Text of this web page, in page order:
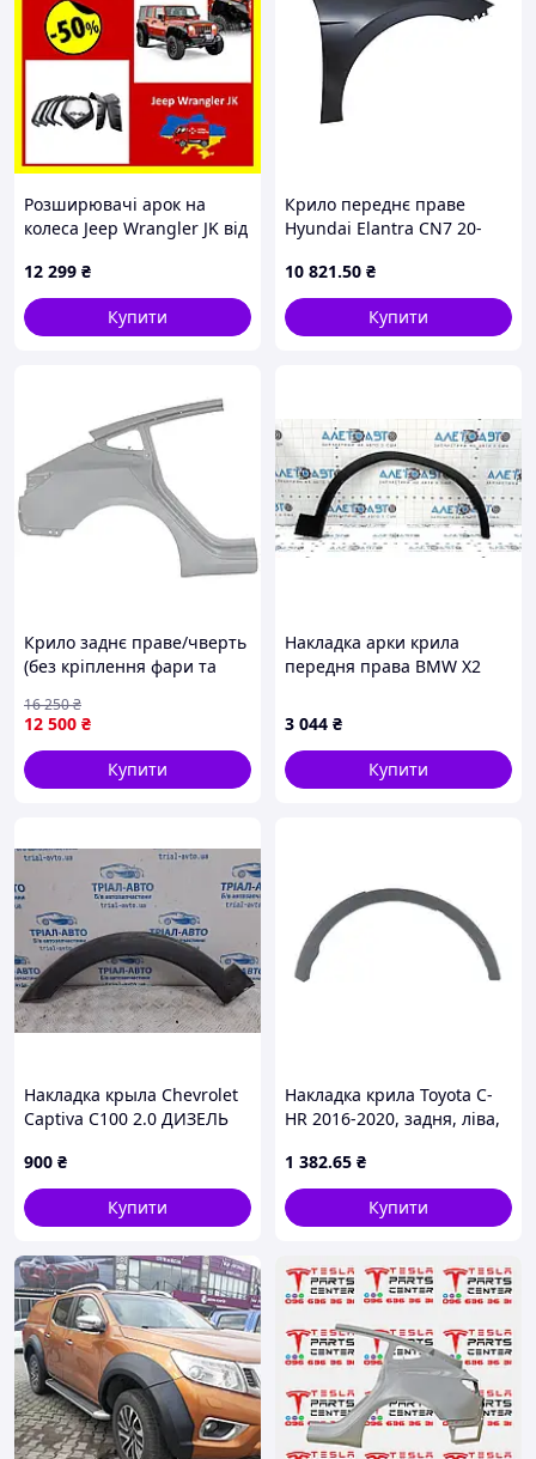
Розширювачі арок на
колеса Jeep Wrangler JK від
колісних арок
позашляховика (комплект)
Nba
12 299 ₴
Купити
Крило переднє праве
Hyundai Elantra CN7 20-
10 821.50 ₴
Купити
Крило заднє праве/чверть
(без кріплення фари та
Highland 2024- (1910792-
SC-A)
12 500 ₴
16 250₴
Купити
Накладка арки крила
передня права BMW X2
зламані кріплення
51779491678
3 044 ₴
Купити
Накладка крыла Chevrolet
Captiva C100 2.0 ДИЗЕЛЬ
900 ₴
Купити
Накладка крила Toyota C-
HR 2016-2020, задня, ліва,
187057521
1 382.65 ₴
Купити